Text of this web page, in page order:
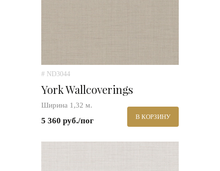
# ND3044
York Wallcoverings
Ширина 1,32 м.
5 360 руб./пог В КОРЗИНУ